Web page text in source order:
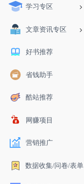
学习专区
文章资讯专区
好书推荐
省钱助手
酷站推荐
网赚项目
营销推广
数据收集/问卷/表单